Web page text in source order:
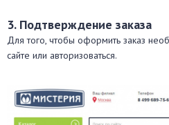
3. Подтверждение заказа
Для того, чтобы оформить заказ
сайте или авторизоваться.